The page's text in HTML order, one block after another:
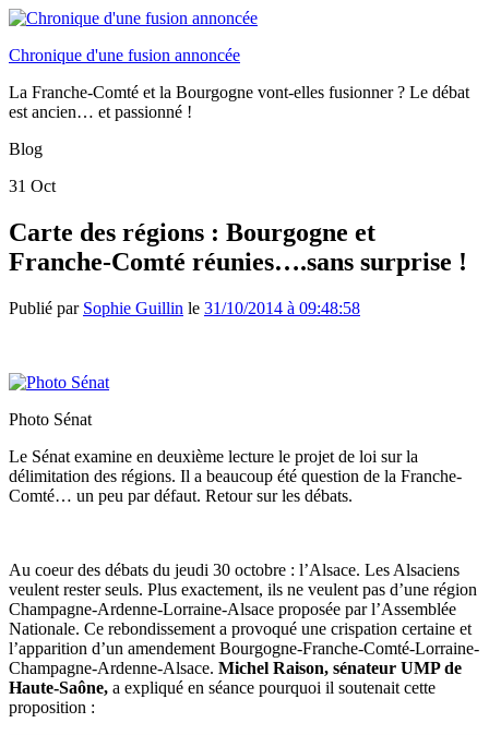
Chronique d'une fusion annoncée
La Franche-Comté et la Bourgogne vont-elles fusionner ? Le débat
est ancien… et passionné !
Blog
31 Oct
Carte des régions : Bourgogne et
Franche-Comté réunies….sans surprise !
Publié par Sophie Guillin le 31/10/2014 à 09:48:58
Photo Sénat
Le Sénat examine en deuxième lecture le projet de loi sur la
délimitation des régions. Il a beaucoup été question de la Franche-
Comté… un peu par défaut. Retour sur les débats.
Au coeur des débats du jeudi 30 octobre : l’Alsace. Les Alsaciens
veulent rester seuls. Plus exactement, ils ne veulent pas d’une région
Champagne-Ardenne-Lorraine-Alsace proposée par l’Assemblée
Nationale. Ce rebondissement a provoqué une crispation certaine et
l’apparition d’un amendement Bourgogne-Franche-Comté-Lorraine-
Champagne-Ardenne-Alsace. Michel Raison, sénateur UMP de
Haute-Saône, a expliqué en séance pourquoi il soutenait cette
proposition :